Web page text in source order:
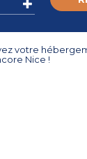
votre
Nice !